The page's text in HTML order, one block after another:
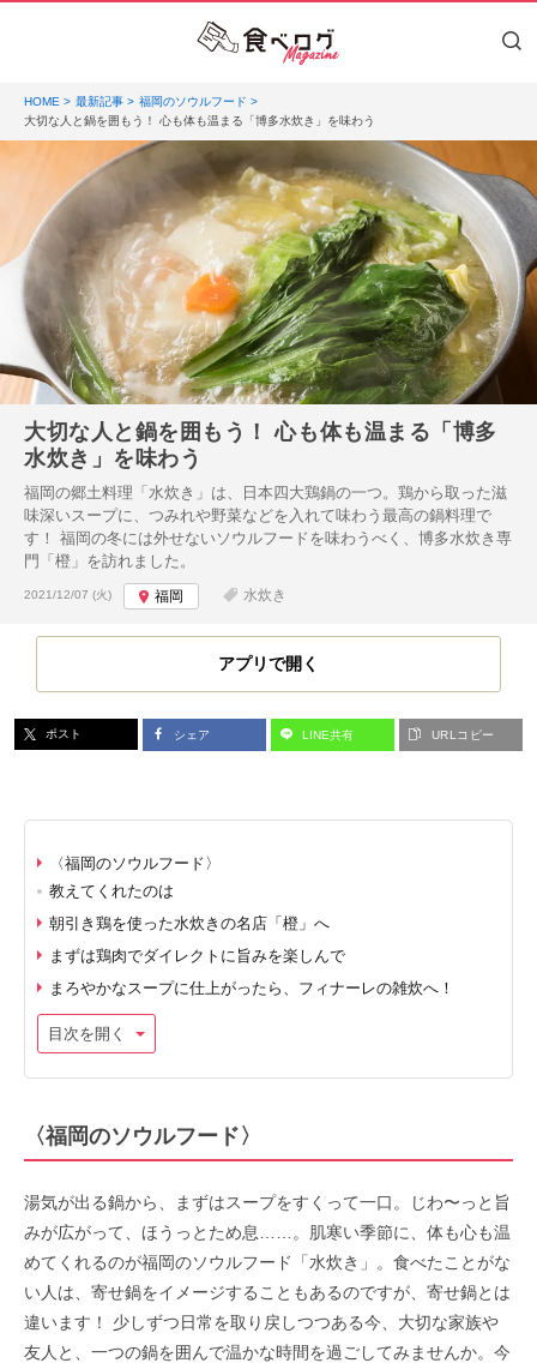
HOME 最新記事
福岡のソウルフード
大切な人と鍋を囲もう！ 心も体も温まる「博多水炊き」を味わう
大切な人と鍋を囲もう！ 心も体も温まる「博多
水炊き」を味わう
福岡の郷土料理「水炊き」は、日本四大鶏鍋の一つ。鶏から取った滋
味深いスープに、つみれや野菜などを入れて味わう最高の鍋料理で
す！ 福岡の冬には外せないソウルフードを味わうべく、博多水炊き専
門「橙」を訪れました。
投稿日:
2021/12/07 (火) 福岡 水炊き
アプリで開く
ポスト シェア LINE共有 URLコピー
〈福岡のソウルフード〉
教えてくれたのは
朝引き鶏を使った水炊きの名店「橙」へ
まずは鶏肉でダイレクトに旨みを楽しんで
まろやかなスープに仕上がったら、フィナーレの雑炊へ！
目次を開く
〈福岡のソウルフード〉
湯気が出る鍋から、まずはスープをすくって一口。じわ〜っと旨
みが広がって、ほうっとため息……。肌寒い季節に、体も心も温
めてくれるのが福岡のソウルフード「水炊き」。食べたことがな
い人は、寄せ鍋をイメージすることもあるのですが、寄せ鍋とは
違います！ 少しずつ日常を取り戻しつつある今、大切な家族や
友人と、一つの鍋を囲んで温かな時間を過ごしてみませんか。今